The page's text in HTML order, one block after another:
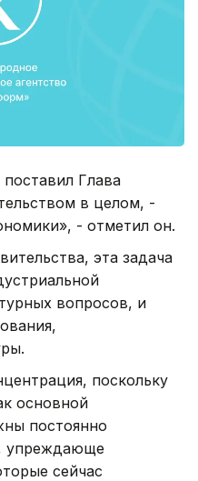
Глава
в целом, -
- отметил он.
эта задача
вопросов, и
поскольку
основной
постоянно
упреждающе
сейчас